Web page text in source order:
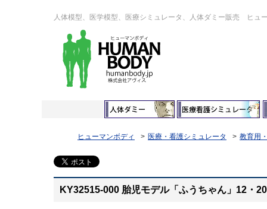
人体模型、医学模型、医療シミュレータ、人体ダミー販売 ヒュ
ヒューマンボディ 医療・看護シミュレータ 教育用
KY32515-000 胎児モデル「ふうちゃん」12・